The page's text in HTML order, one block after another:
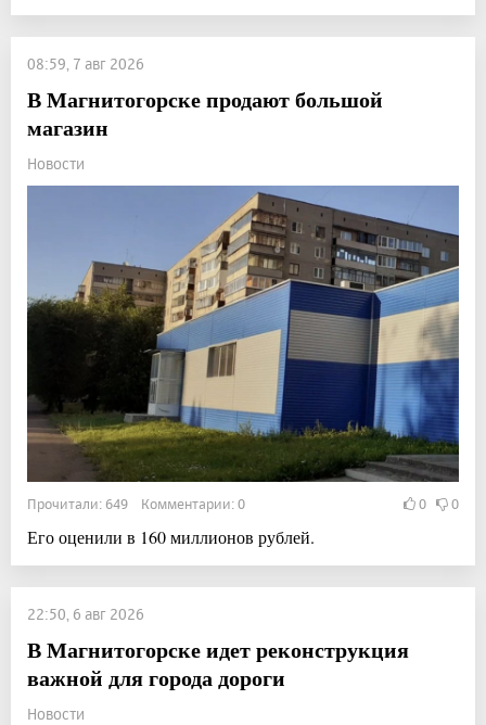
08:59, 7 авг 2026
В Магнитогорске продают большой
магазин
Новости
Прочитали: 649 Комментарии: 0 0 0
Его оценили в 160 миллионов рублей.
22:50, 6 авг 2026
В Магнитогорске идет реконструкция
важной для города дороги
Новости